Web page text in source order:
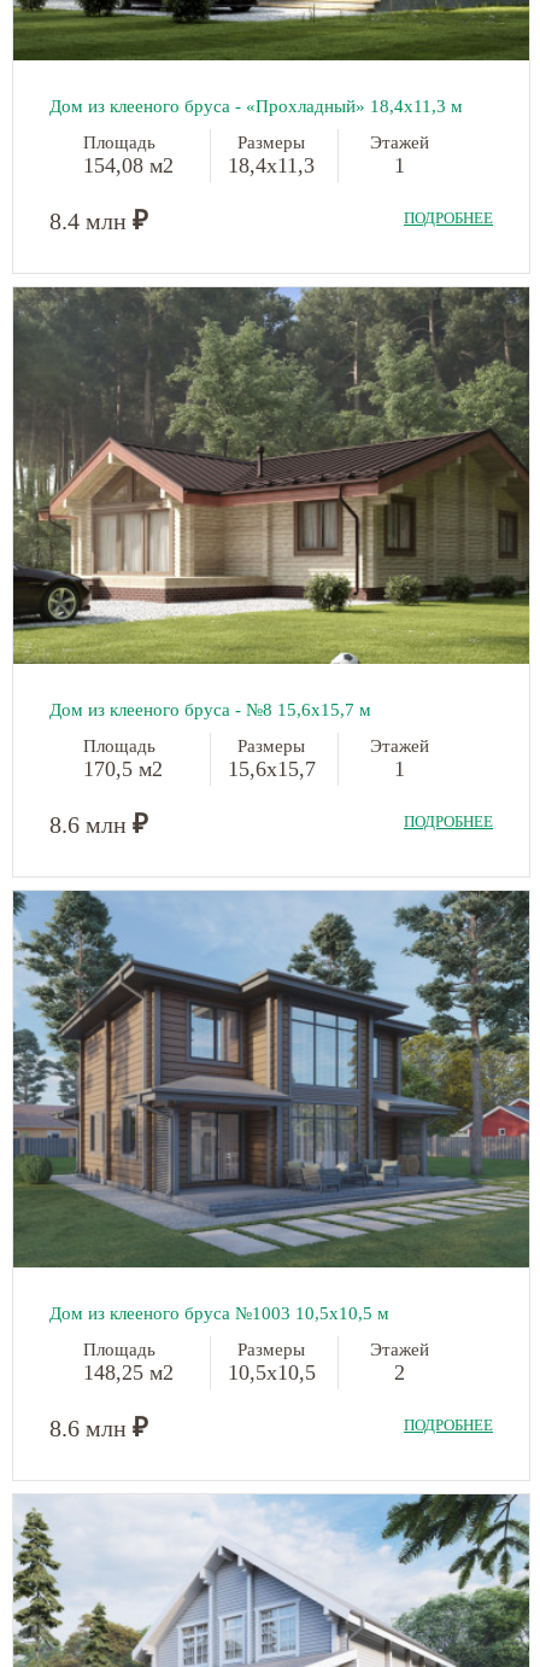
Дом из клееного бруса - «Прохладный» 18,4х11,3 м
Площадь
154,08 м2
Размеры
18,4х11,3
Этажей
1
8.4 млн ₽ ПОДРОБНЕЕ
Дом из клееного бруса - №8 15,6х15,7 м
Площадь
170,5 м2
Размеры
15,6х15,7
Этажей
1
8.6 млн ₽ ПОДРОБНЕЕ
Дом из клееного бруса №1003 10,5х10,5 м
Площадь
148,25 м2
Размеры
10,5х10,5
Этажей
2
8.6 млн ₽ ПОДРОБНЕЕ